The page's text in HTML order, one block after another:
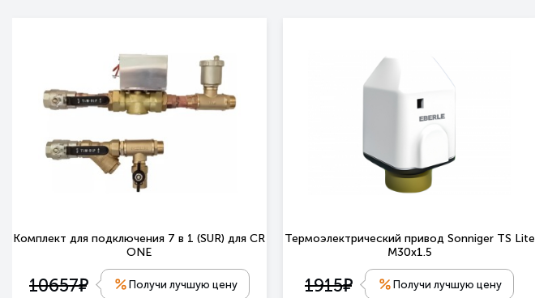
Комплект для подключения 7 в 1 (SUR) для CR
ONE
10657е Получи лучшую цену
Термоэлектрический привод Sonniger TS Lite
M30x1.5
1915е Получи лучшую цену